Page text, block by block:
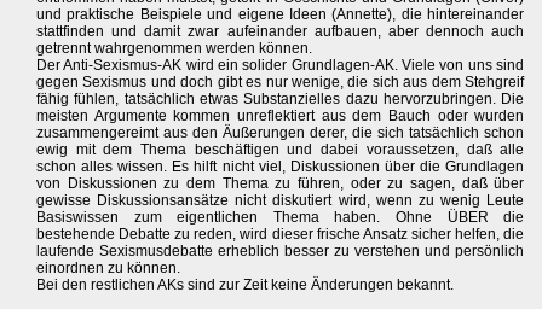
und praktische Beispiele und eigene Ideen (Annette), die hintereinander
stattfinden und damit zwar aufeinander aufbauen, aber dennoch auch
getrennt wahrgenommen werden können.
Der Anti-Sexismus-AK wird ein solider Grundlagen-AK. Viele von uns sind
gegen Sexismus und doch gibt es nur wenige, die sich aus dem Stehgreif
fähig fühlen, tatsächlich etwas Substanzielles dazu hervorzubringen. Die
meisten Argumente kommen unreflektiert aus dem Bauch oder wurden
zusammengereimt aus den Äußerungen derer, die sich tatsächlich schon
ewig mit dem Thema beschäftigen und dabei voraussetzen, daß alle
schon alles wissen. Es hilft nicht viel, Diskussionen über die Grundlagen
von Diskussionen zu dem Thema zu führen, oder zu sagen, daß über
gewisse Diskussionsansätze nicht diskutiert wird, wenn zu wenig Leute
Basiswissen zum eigentlichen Thema haben. Ohne ÜBER die
bestehende Debatte zu reden, wird dieser frische Ansatz sicher helfen, die
laufende Sexismusdebatte erheblich besser zu verstehen und persönlich
einordnen zu können.
Bei den restlichen AKs sind zur Zeit keine Änderungen bekannt.